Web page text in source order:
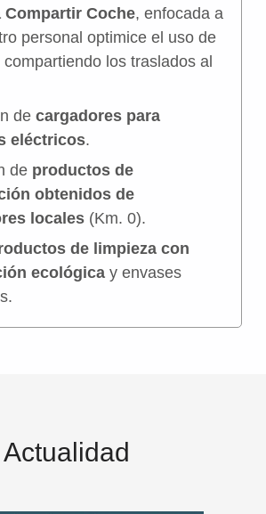
Compartir Coche, enfocada a
personal optimice el uso de
los traslados al
de cargadores para
eléctricos.
de productos de
obtenidos de
locales(Km. 0).
de limpieza con
ecológicay envases
Actualidad